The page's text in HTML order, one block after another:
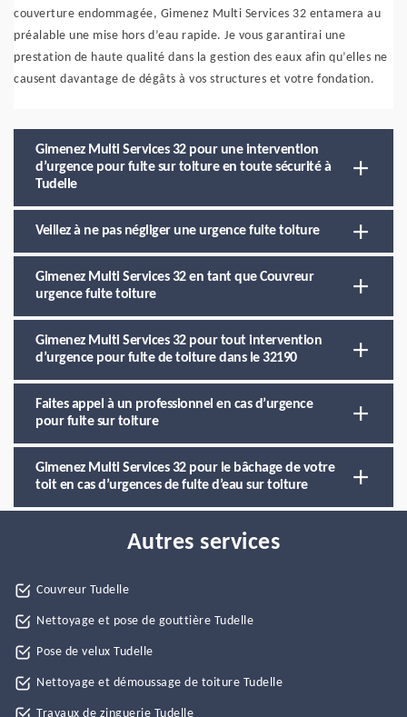
couverture endommagée, Gimenez Multi Services 32 entamera au
préalable une mise hors d’eau rapide. Je vous garantirai une
prestation de haute qualité dans la gestion des eaux afin qu’elles ne
causent davantage de dégâts à vos structures et votre fondation.
Gimenez Multi Services 32 pour une intervention
d’urgence pour fuite sur toiture en toute sécurité à
Tudelle
Veillez à ne pas négliger une urgence fuite toiture
Gimenez Multi Services 32 en tant que Couvreur
urgence fuite toiture
Gimenez Multi Services 32 pour tout intervention
d’urgence pour fuite de toiture dans le 32190
Faites appel à un professionnel en cas d’urgence
pour fuite sur toiture
Gimenez Multi Services 32 pour le bâchage de votre
toit en cas d’urgences de fuite d’eau sur toiture
Autres services
Couvreur Tudelle
Nettoyage et pose de gouttière Tudelle
Pose de velux Tudelle
Nettoyage et démoussage de toiture Tudelle
Travaux de zinguerie Tudelle